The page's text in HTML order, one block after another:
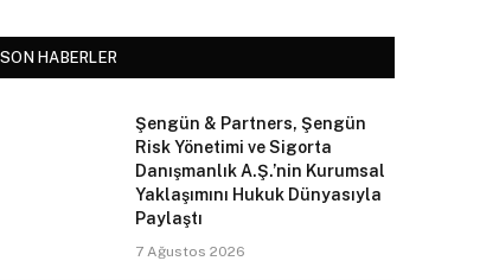
SON HABERLER
Şengün & Partners, Şengün
Risk Yönetimi ve Sigorta
Danışmanlık A.Ş.’nin Kurumsal
Yaklaşımını Hukuk Dünyasıyla
Paylaştı
7 Ağustos 2026